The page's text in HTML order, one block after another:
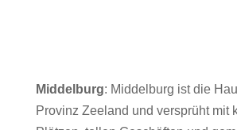
Middelburg: Middelburg ist die
Provinz Zeeland und versprüht mit